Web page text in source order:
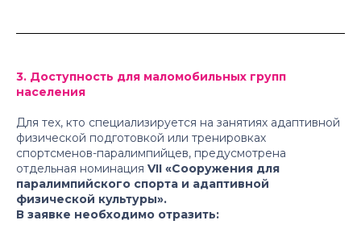
3. Доступность для маломобильных групп
населения
Для тех, кто специализируется на занятиях адаптивной
физической подготовкой или тренировках
спортсменов-паралимпийцев, предусмотрена
отдельная номинация VII «Сооружения для
паралимпийского спорта и адаптивной
физической культуры».
В заявке необходимо отразить: